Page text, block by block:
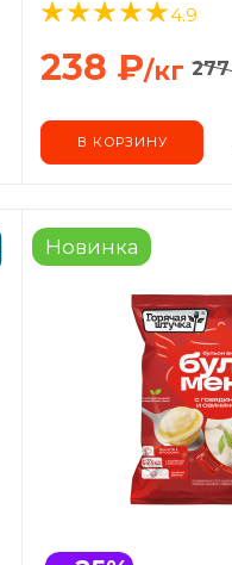
4.9
238 ₽/кг 277
В КОРЗИНУ
Новинка